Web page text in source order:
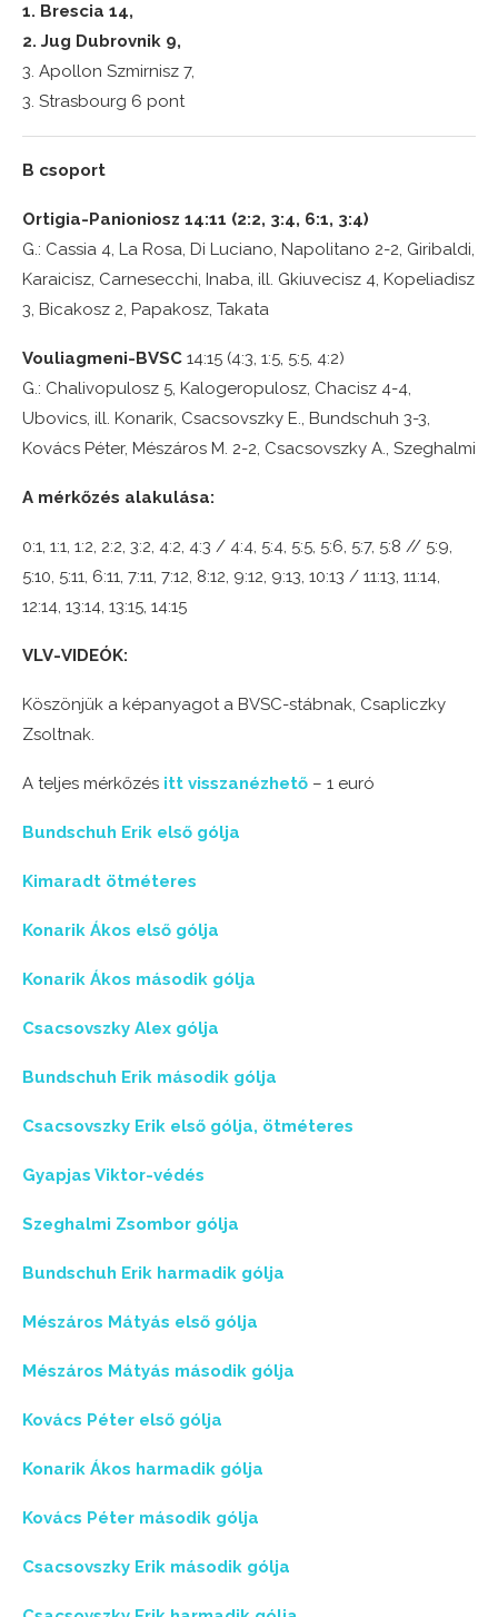
1. Brescia 14,
2. Jug Dubrovnik 9,
3. Apollon Szmirnisz 7,
3. Strasbourg 6 pont
B csoport
Ortigia-Panioniosz 14:11 (2:2, 3:4, 6:1, 3:4)
G.: Cassia 4, La Rosa, Di Luciano, Napolitano 2-2, Giribaldi,
Karaicisz, Carnesecchi, Inaba, ill. Gkiuvecisz 4, Kopeliadisz
3, Bicakosz 2, Papakosz, Takata
Vouliagmeni-BVSC 14:15 (4:3, 1:5, 5:5, 4:2)
G.: Chalivopulosz 5, Kalogeropulosz, Chacisz 4-4,
Ubovics, ill. Konarik, Csacsovszky E., Bundschuh 3-3,
Kovács Péter, Mészáros M. 2-2, Csacsovszky A., Szeghalmi
A mérkőzés alakulása:
0:1, 1:1, 1:2, 2:2, 3:2, 4:2, 4:3 / 4:4, 5:4, 5:5, 5:6, 5:7, 5:8 // 5:9,
5:10, 5:11, 6:11, 7:11, 7:12, 8:12, 9:12, 9:13, 10:13 / 11:13, 11:14,
12:14, 13:14, 13:15, 14:15
VLV-VIDEÓK:
Köszönjük a képanyagot a BVSC-stábnak, Csapliczky
Zsoltnak.
A teljes mérkőzés itt visszanézhető – 1 euró
Bundschuh Erik első gólja
Kimaradt ötméteres
Konarik Ákos első gólja
Konarik Ákos második gólja
Csacsovszky Alex gólja
Bundschuh Erik második gólja
Csacsovszky Erik első gólja, ötméteres
Gyapjas Viktor-védés
Szeghalmi Zsombor gólja
Bundschuh Erik harmadik gólja
Mészáros Mátyás első gólja
Mészáros Mátyás második gólja
Kovács Péter első gólja
Konarik Ákos harmadik gólja
Kovács Péter második gólja
Csacsovszky Erik második gólja